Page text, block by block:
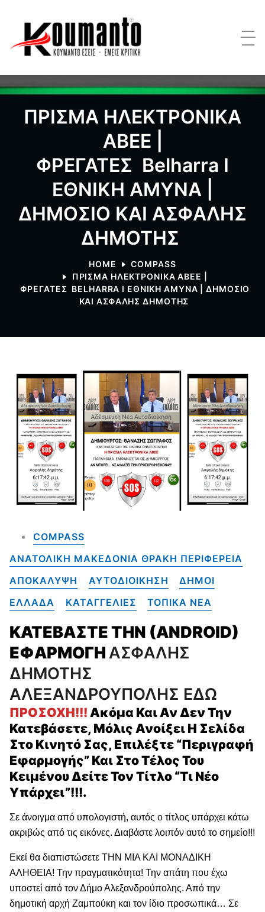
ΠΡΙΣΜΑ ΗΛΕΚΤΡΟΝΙΚΑ
ΑΒΕΕ |
ΦΡΕΓΑΤΕΣ Belharra Ι
ΕΘΝΙΚΗ ΑΜΥΝΑ |
ΔΗΜΟΣΙΟ ΚΑΙ ΑΣΦΑΛΗΣ
ΔΗΜΟΤΗΣ
HOME
COMPASS
ΠΡΙΣΜΑ ΗΛΕΚΤΡΟΝΙΚΑ ΑΒΕΕ |
ΦΡΕΓΑΤΕΣ BELHARRA Ι ΕΘΝΙΚΗ ΑΜΥΝΑ | ΔΗΜΟΣΙΟ
ΚΑΙ ΑΣΦΑΛΗΣ ΔΗΜΟΤΗΣ
COMPASS
ΑΝΑΤΟΛΙΚΗ ΜΑΚΕΔΟΝΙΑ ΘΡΑΚΗ ΠΕΡΙΦΕΡΕΙΑ
ΑΠΟΚΑΛΥΨΗ
ΑΥΤΟΔΙΟΙΚΗΣΗ
ΔΗΜΟΙ
ΕΛΛΑΔΑ
ΚΑΤΑΓΓΕΛΙΕΣ ΤΟΠΙΚΑ NEA
ΚΑΤΕΒΑΣΤΕ ΤΗΝ (ANDROID)
ΕΦΑΡΜΟΓΗΑΣΦΑΛΗΣ
ΔΗΜΟΤΗΣ
ΑΛΕΞΑΝΔΡΟΥΠΟΛΗΣ ΕΔΩ
ΠΡΟΣΟΧΗ!!! Ακόμα Και Αν Δεν Την
Κατεβάσετε, Μόλις Ανοίξει Η Σελίδα
Στο Κινητό Σας, Επιλέξτε “περιγραφή
Εφαρμογής” Και Στο Τέλος Του
Κειμένου Δείτε Τον Τίτλο “Τι Νέο
Υπάρχει”!!!.
Σε άνοιγμα από υπολογιστή, αυτός ο τίτλος υπάρχει κάτω
ακριβώς από τις εικόνες. Διαβάστε λοιπόν αυτό το σημείο!!!
Εκεί θα διαπιστώσετε ΤΗΝ ΜΙΑ ΚΑΙ ΜΟΝΑΔΙΚΗ
ΑΛΗΘΕΙΑ! Την πραγματικότητα! Την απάτη που έχω
υποστεί από τον Δήμο Αλεξανδρούπολης. Από την
δημοτική αρχή Ζαμπούκη και τον ίδιο προσωπικά… Σε